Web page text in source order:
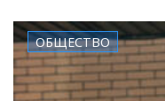
ОБЩЕСТВО